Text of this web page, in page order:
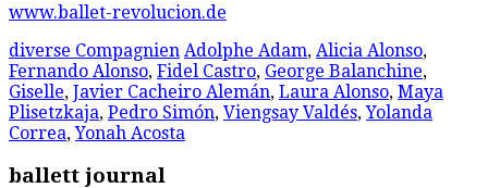
www.ballet-revolucion.de
diverse Compagnien Adolphe Adam, Alicia Alonso,
Fernando Alonso, Fidel Castro, George Balanchine,
Giselle, Javier Cacheiro Alemán, Laura Alonso, Maya
Plisetzkaja, Pedro Simón, Viengsay Valdés,Yolanda
Correa,Yonah Acosta
ballett journal